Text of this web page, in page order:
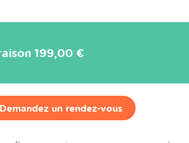
199,00 €
Demandez un rendez-vous